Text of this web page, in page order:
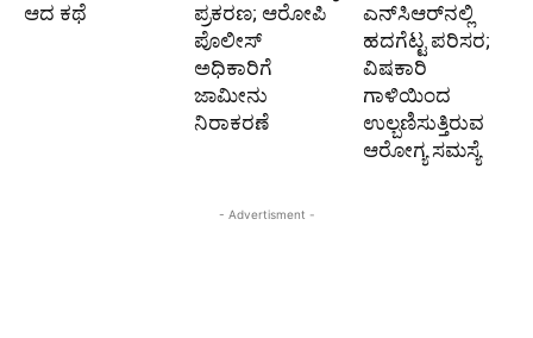
ಆದ ಕಥೆ
ಪ್ರಕರಣ; ಆರೋಪಿ
ಪೊಲೀಸ್‌
ಅಧಿಕಾರಿಗೆ
ಜಾಮೀನು
ನಿರಾಕರಣೆ
ಎನ್‌ಸಿಆರ್‌ನಲ್ಲಿ
ಹದಗೆಟ್ಟ ಪರಿಸರ;
ವಿಷಕಾರಿ
ಗಾಳಿಯಿಂದ
ಉಲ್ಬಣಿಸುತ್ತಿರುವ
ಆರೋಗ್ಯ ಸಮಸ್ಯೆ
- Advertisment -